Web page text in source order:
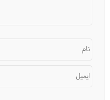
نام
ایمیل